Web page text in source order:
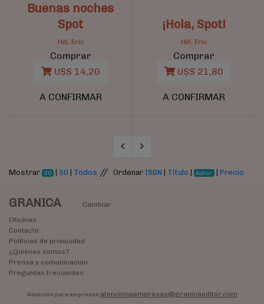
Buenas noches
Spot
Hill, Eric
Comprar
U$S 14,20
A CONFIRMAR
¡Hola, Spot!
Hill, Eric
Comprar
U$S 21,80
A CONFIRMAR
Mostrar 20 | 50 Todos // Ordenar ISBN Título Autor |Precio
GRANICA
Cambiar
Oficinas
Contacto
Políticas de privacidad
¿Quiénes somos?
Prensa y comunicación
Preguntas frecuentes
Atención para empresas atencionaempresas@granicaeditor.com